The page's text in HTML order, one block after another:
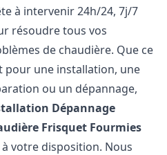
à intervenir 24h/24, 7j/7
résoudre tous vos
de chaudière. Que ce
pour une installation, une
ou un dépannage,
Dépannage
Frisquet Fourmies
à votre disposition. Nous